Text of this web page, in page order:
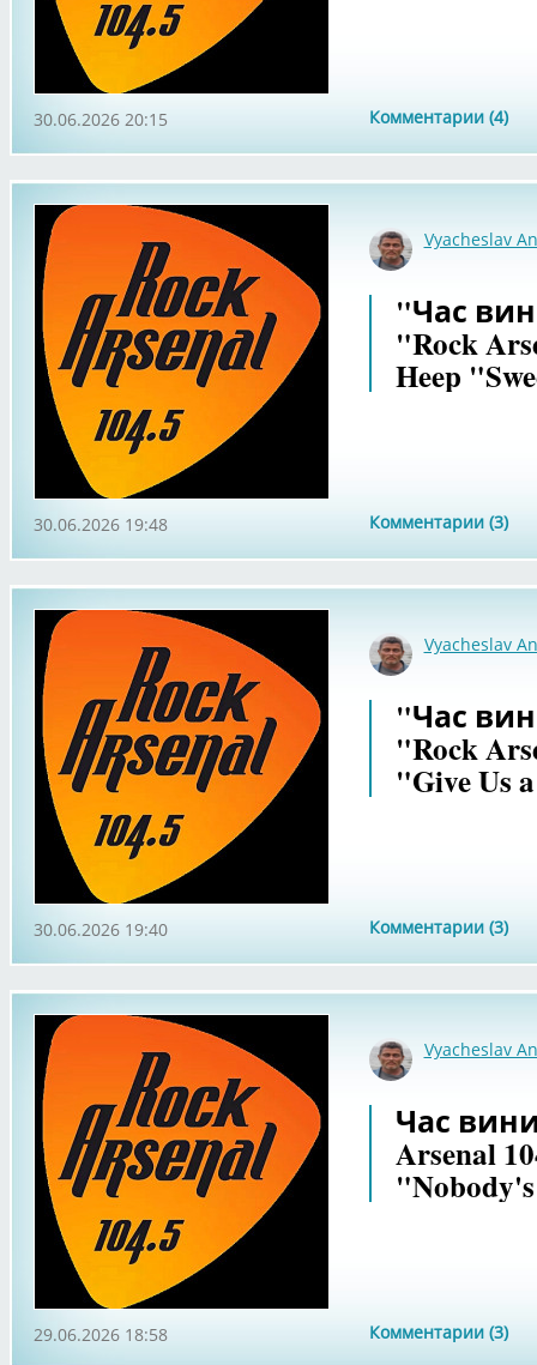
Комментарии (4)
30.06.2026 20:15
Vyacheslav
"Час
"Rock
Heep
Комментарии (3)
30.06.2026 19:48
Vyacheslav
"Час
"Rock
"Give Us
Комментарии (3)
30.06.2026 19:40
Vyacheslav
Час
Arsenal
Комментарии (3)
29.06.2026 18:58